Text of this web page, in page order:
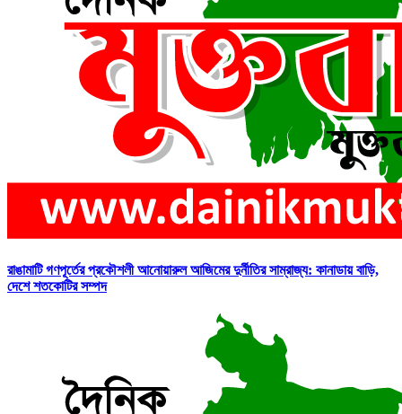
রাঙামাটি গণপূর্তের প্রকৌশলী আনোয়ারুল আজিমের দুর্নীতির সাম্রাজ্য: কানাডায় বাড়ি,
দেশে শতকোটির সম্পদ